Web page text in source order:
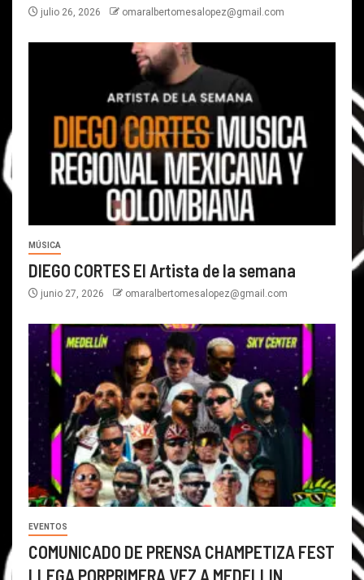
julio 26, 2026 omaralbertomesalopez@gmail.com
MÚSICA
DIEGO CORTES El Artista de la semana
junio 27, 2026 omaralbertomesalopez@gmail.com
EVENTOS
COMUNICADO DE PRENSA CHAMPETIZA FEST
LLEGA PORPRIMERA VEZ A MEDELLIN